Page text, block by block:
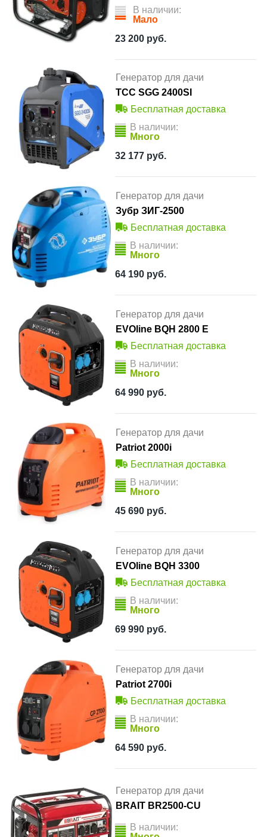
В наличии:
Мало
23 200 руб.
Генератор для дачи
ТСС SGG 2400SI
Бесплатная доставка
В наличии:
Много
32 177 руб.
Генератор для дачи
Зубр ЗИГ-2500
Бесплатная доставка
В наличии:
Много
64 190 руб.
Генератор для дачи
EVOline BQH 2800 E
Бесплатная доставка
В наличии:
Много
64 990 руб.
Генератор для дачи
Patriot 2000i
Бесплатная доставка
В наличии:
Много
45 690 руб.
Генератор для дачи
EVOline BQH 3300
Бесплатная доставка
В наличии:
Много
69 990 руб.
Генератор для дачи
Patriot 2700i
Бесплатная доставка
В наличии:
Много
64 590 руб.
Генератор для дачи
BRAIT BR2500-CU
В наличии: